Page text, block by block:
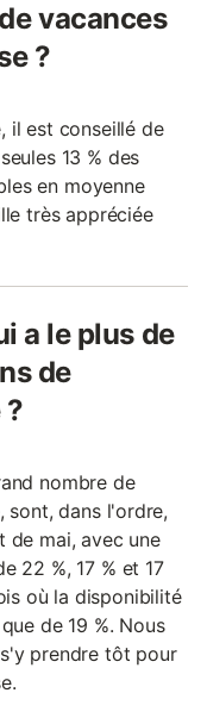
vacances
?
il est conseillé de
13 % des
en moyenne
très appréciée
a le plus de
de
?
nombre de
sont, dans l'ordre,
de mai, avec une
22 %, 17 % et 17
où la disponibilité
de 19 %. Nous
prendre tôt pour